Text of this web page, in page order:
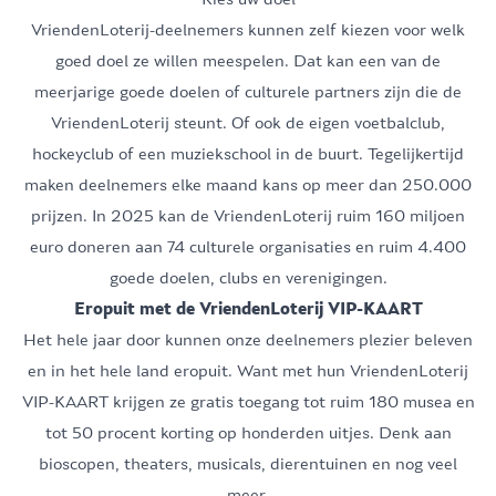
VriendenLoterij-deelnemers kunnen zelf kiezen voor welk
goed doel ze willen meespelen. Dat kan een van de
meerjarige goede doelen of culturele partners zijn die de
VriendenLoterij steunt. Of ook de eigen voetbalclub,
hockeyclub of een muziekschool in de buurt. Tegelijkertijd
maken deelnemers elke maand kans op meer dan 250.000
prijzen. In 2025 kan de VriendenLoterij ruim 160 miljoen
euro doneren aan 74 culturele organisaties en ruim 4.400
goede doelen, clubs en verenigingen.
Eropuit met de VriendenLoterij VIP-KAART
Het hele jaar door kunnen onze deelnemers plezier beleven
en in het hele land eropuit. Want met hun VriendenLoterij
VIP-KAARTkrijgen ze gratis toegang tot ruim 180 musea en
tot 50 procent korting op honderden uitjes. Denk aan
bioscopen, theaters, musicals, dierentuinen en nog veel
666 666 666